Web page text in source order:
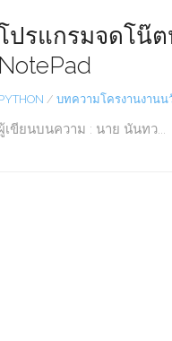
ปรแกรมจดโน๊ต
NotePad
/ บทความโครงานงานน
เขียนบนความ : นาย นันทว...